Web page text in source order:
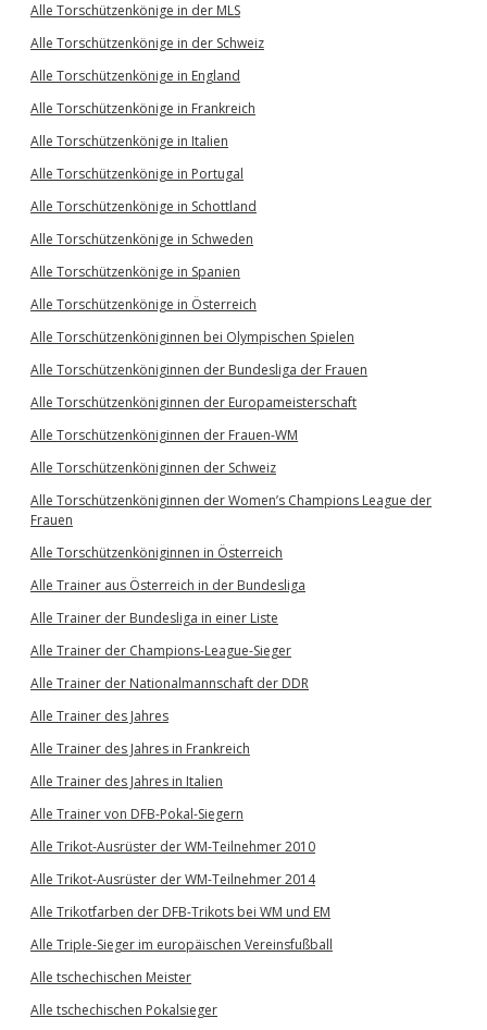
Alle Torschützenkönige in der MLS
Alle Torschützenkönige in der Schweiz
Alle Torschützenkönige in England
Alle Torschützenkönige in Frankreich
Alle Torschützenkönige in Italien
Alle Torschützenkönige in Portugal
Alle Torschützenkönige in Schottland
Alle Torschützenkönige in Schweden
Alle Torschützenkönige in Spanien
Alle Torschützenkönige in Österreich
Alle Torschützenköniginnen bei Olympischen Spielen
Alle Torschützenköniginnen der Bundesliga der Frauen
Alle Torschützenköniginnen der Europameisterschaft
Alle Torschützenköniginnen der Frauen-WM
Alle Torschützenköniginnen der Schweiz
Alle Torschützenköniginnen der Women’s Champions League der
Frauen
Alle Torschützenköniginnen in Österreich
Alle Trainer aus Österreich in der Bundesliga
Alle Trainer der Bundesliga in einer Liste
Alle Trainer der Champions-League-Sieger
Alle Trainer der Nationalmannschaft der DDR
Alle Trainer des Jahres
Alle Trainer des Jahres in Frankreich
Alle Trainer des Jahres in Italien
Alle Trainer von DFB-Pokal-Siegern
Alle Trikot-Ausrüster der WM-Teilnehmer 2010
Alle Trikot-Ausrüster der WM-Teilnehmer 2014
Alle Trikotfarben der DFB-Trikots bei WM und EM
Alle Triple-Sieger im europäischen Vereinsfußball
Alle tschechischen Meister
Alle tschechischen Pokalsieger